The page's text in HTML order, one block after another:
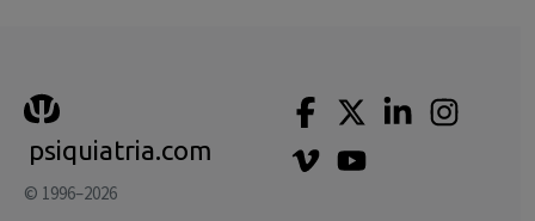
psiquiatria.com
© 1996–2026